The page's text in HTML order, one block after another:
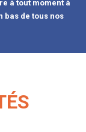
à tout moment à
bas de tous nos